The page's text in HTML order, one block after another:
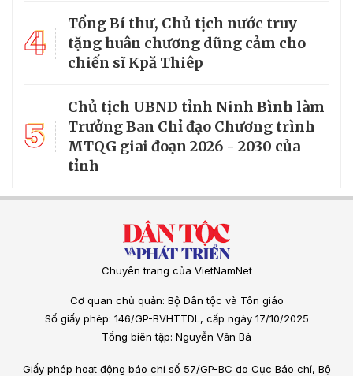
4
Tổng Bí thư, Chủ tịch nước truy
tặng huân chương dũng cảm cho
chiến sĩ Kpă Thiêp
5
Chủ tịch UBND tỉnh Ninh Bình làm
Trưởng Ban Chỉ đạo Chương trình
MTQG giai đoạn 2026 - 2030 của
tỉnh
Chuyên trang của VietNamNet
Cơ quan chủ quản: Bộ Dân tộc và Tôn giáo
Số giấy phép: 146/GP-BVHTTDL, cấp ngày 17/10/2025
Tổng biên tập: Nguyễn Văn Bá
Giấy phép hoạt động báo chí số 57/GP-BC do Cục Báo chí, Bộ